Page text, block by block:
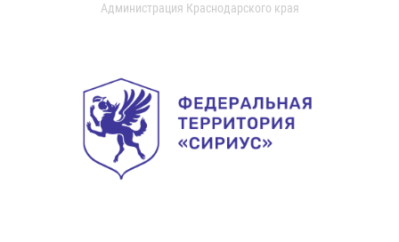
Администрация Краснодарского края